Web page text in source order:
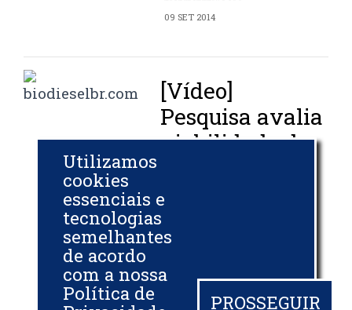
09 SET 2014
[Vídeo]
Pesquisa avalia
viabilidade de
cerrado
mineiro
20 AGO 2014
Utilizamos
cookies
essenciais e
tecnologias
semelhantes
de acordo
com a nossa
Política de
PROSSEGUIR